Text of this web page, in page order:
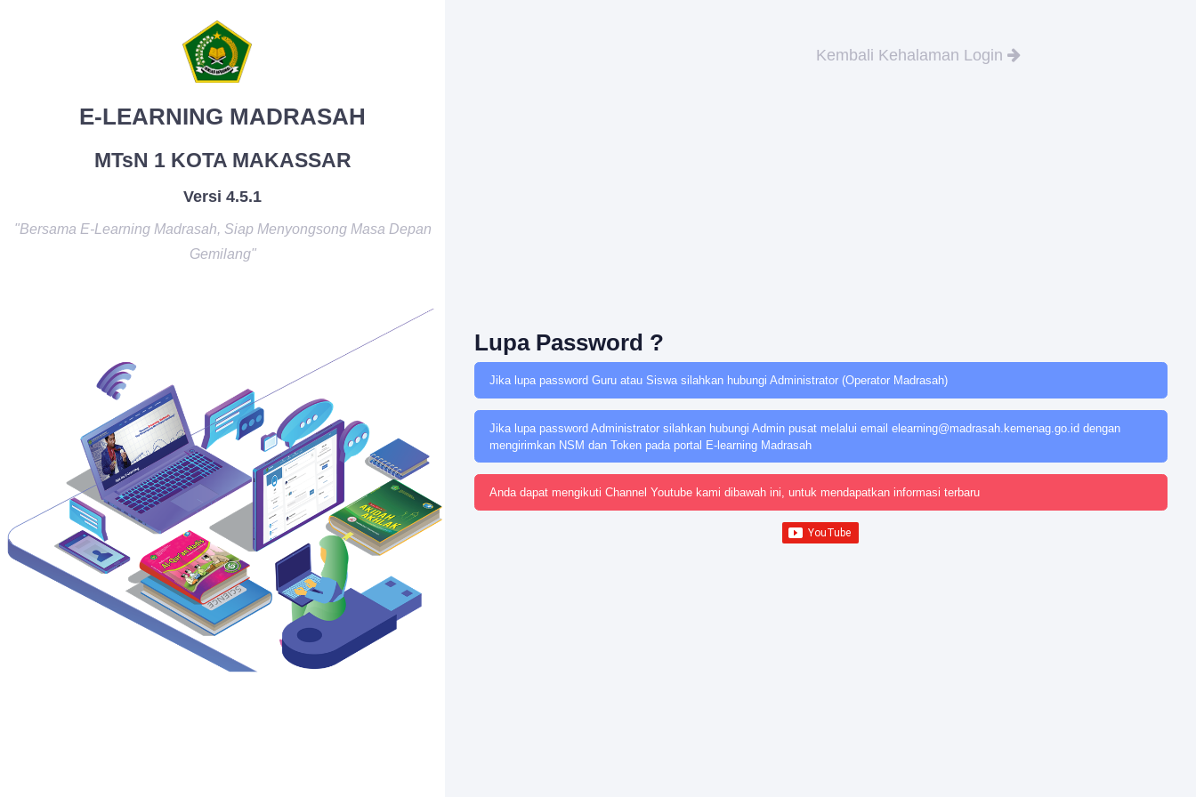
E-LEARNING MADRASAH
MTsN 1 KOTA MAKASSAR
Versi 4.5.1
"Bersama E-Learning Madrasah, Siap Menyongsong Masa Depan
Gemilang"
Kembali Kehalaman Login
Lupa Password ?
Jika lupa password Guru atau Siswa silahkan hubungi Administrator (Operator Madrasah)
Jika lupa password Administrator silahkan hubungi Admin pusat melalui email elearning@madrasah.kemenag.go.id dengan
mengirimkan NSM dan Token pada portal E-learning Madrasah
Anda dapat mengikuti Channel Youtube kami dibawah ini, untuk mendapatkan informasi terbaru